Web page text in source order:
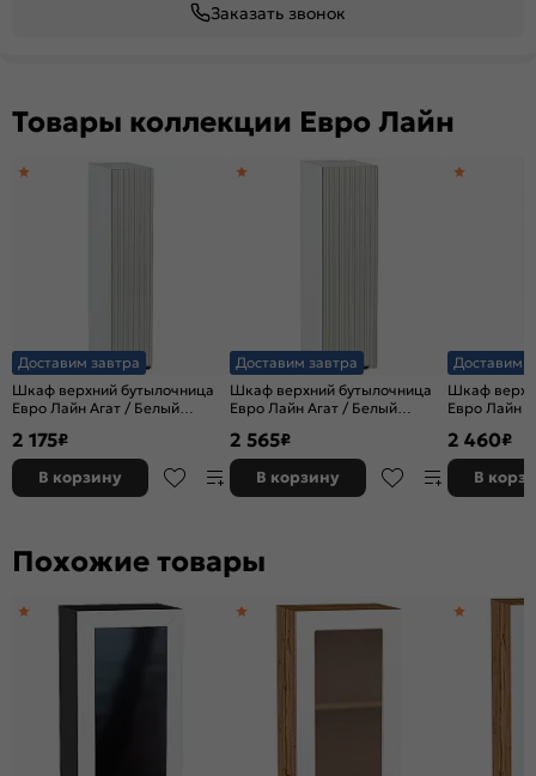
Заказать звонок
Товары коллекции Евро Лайн
Доставим завтра
Шкаф верхний бутылочница
Евро Лайн Агат / Белый
2 175₽
В корзину
Доставим завтра
Шкаф верхний бутылочница
Евро Лайн Агат / Белый
2 565₽
В корзину
Доставим
Шкаф
Евро Лайн
2 460₽
В
Похожие товары